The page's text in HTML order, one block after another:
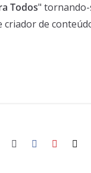
Todos" tornando-
de